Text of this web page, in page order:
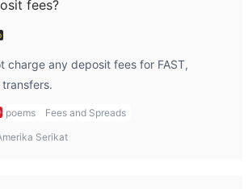
mengadakan promosi yang
untuk berinvestasi dalam Nikko AM ETF
Share Builders Plan dan kredit tunai S$68
Macquarie Warrants secara online. Promosi
fees?
charge any deposit fees for FAST,
poems
Fees and Spreads
Serikat